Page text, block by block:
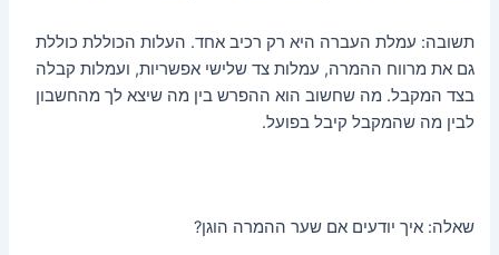
תשובה: עמלת העברה היא רק רכיב אחד. העלות הכוללת כוללת
גם את מרווח ההמרה, עמלות צד שלישי אפשריות, ועמלות קבלה
בצד המקבל. מה שחשוב הוא ההפרש בין מה שיצא לך מהחשבון
לבין מה שהמקבל קיבל בפועל.
שאלה: איך יודעים אם שער ההמרה הוגן?